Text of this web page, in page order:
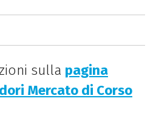
sulla pagina
Mercato di Corso